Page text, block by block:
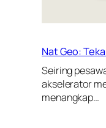
Nat Geo:
Seiring
akselerator
menangkap…